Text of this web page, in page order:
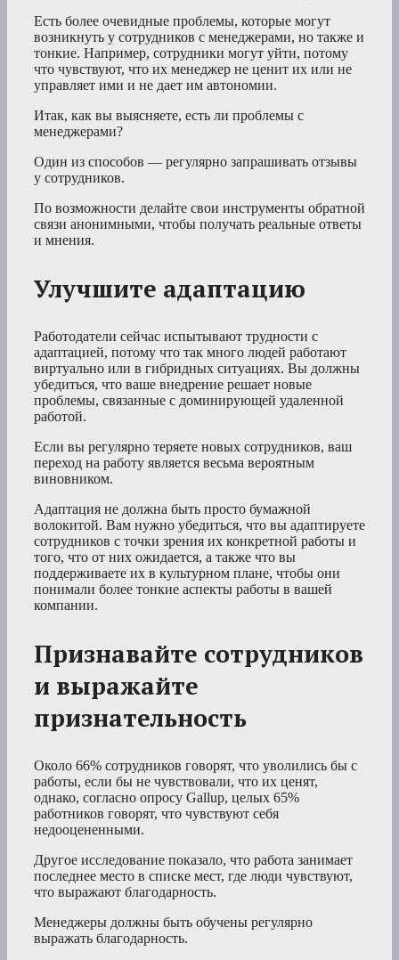
Есть более очевидные проблемы, которые могут
возникнуть у сотрудников с менеджерами, но также и
тонкие. Например, сотрудники могут уйти, потому
что чувствуют, что их менеджер не ценит их или не
управляет ими и не дает им автономии.
Итак, как вы выясняете, есть ли проблемы с
менеджерами?
Один из способов — регулярно запрашивать отзывы
у сотрудников.
По возможности делайте свои инструменты обратной
связи анонимными, чтобы получать реальные ответы
и мнения.
Улучшите адаптацию
Работодатели сейчас испытывают трудности с
адаптацией, потому что так много людей работают
виртуально или в гибридных ситуациях. Вы должны
убедиться, что ваше внедрение решает новые
проблемы, связанные с доминирующей удаленной
работой.
Если вы регулярно теряете новых сотрудников, ваш
переход на работу является весьма вероятным
виновником.
Адаптация не должна быть просто бумажной
волокитой. Вам нужно убедиться, что вы адаптируете
сотрудников с точки зрения их конкретной работы и
того, что от них ожидается, а также что вы
поддерживаете их в культурном плане, чтобы они
понимали более тонкие аспекты работы в вашей
компании.
Признавайте сотрудников
и выражайте
признательность
Около 66% сотрудников говорят, что уволились бы с
работы, если бы не чувствовали, что их ценят,
однако, согласно опросу Gallup, целых 65%
работников говорят, что чувствуют себя
недооцененными.
Другое исследование показало, что работа занимает
последнее место в списке мест, где люди чувствуют,
что выражают благодарность.
Менеджеры должны быть обучены регулярно
выражать благодарность.